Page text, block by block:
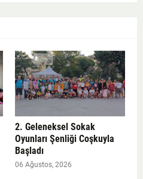
2. Geleneksel Sokak
Oyunları Şenliği Coşkuyla
Başladı
06 Ağustos, 2026